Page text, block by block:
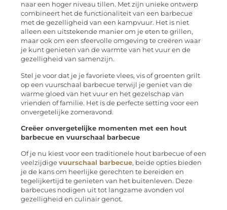
naar een hoger niveau tillen. Met zijn unieke ontwerp
combineert het de functionaliteit van een barbecue
met de gezelligheid van een kampvuur. Het is niet
alleen een uitstekende manier om je eten te grillen,
maar ook om een sfeervolle omgeving te creëren waar
je kunt genieten van de warmte van het vuur en de
gezelligheid van samenzijn.
Stel je voor dat je je favoriete vlees, vis of groenten grilt
op een vuurschaal barbecue terwijl je geniet van de
warme gloed van het vuur en het gezelschap van
vrienden of familie. Het is de perfecte setting voor een
onvergetelijke zomeravond.
Creëer onvergetelijke momenten met een hout
barbecue en vuurschaal barbecue
Of je nu kiest voor een traditionele hout barbecue of een
veelzijdige vuurschaal barbecue, beide opties bieden
je de kans om heerlijke gerechten te bereiden en
tegelijkertijd te genieten van het buitenleven. Deze
barbecues nodigen uit tot langzame avonden vol
gezelligheid en culinair genot.